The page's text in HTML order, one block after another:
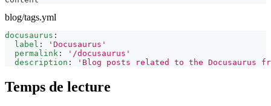
blog/tags.yml
docusaurus :
label :
'Docusaurus'
permalink :
'/docusaurus'
description : 'Blog posts related to the Docusaurus
Temps de lecture